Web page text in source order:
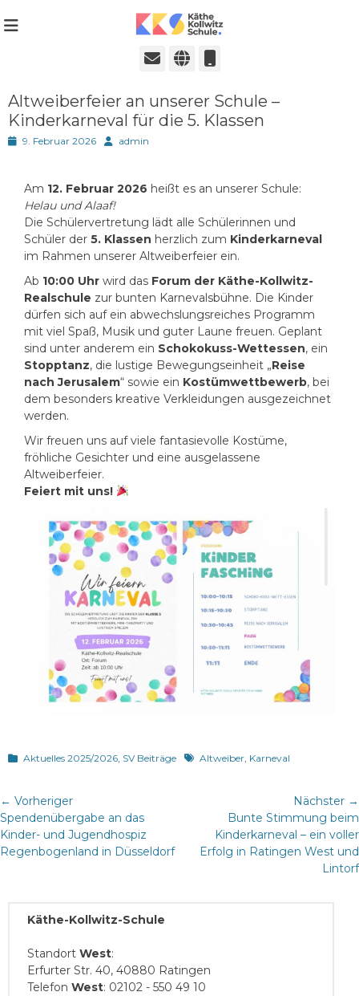
Käthe-Kollwitz-
Schule in Ratingen
Städtische Realschule seit 1980
E-
Website
Altweiberfeier an unserer Schule –
Kinderkarneval für die 5. Klassen
Posted9. Februar 2026 Autoradmin
Am 12. Februar 2026 heißt es an unserer Schule:
Helau und Alaaf!
Die Schülervertretung lädt alle Schülerinnen und
Schüler der 5. Klassen herzlich zum Kinderkarneval
im Rahmen unserer Altweiberfeier ein.
Ab 10:00 Uhr wird das Forum der Käthe-Kollwitz-
Realschule zur bunten Karnevalsbühne. Die Kinder
dürfen sich auf ein abwechslungsreiches Programm
mit viel Spaß, Musik und guter Laune freuen. Geplant
sind unter anderem ein Schokokuss-Wettessen, ein
Stopptanz, die lustige Bewegungseinheit „Reise
nach Jerusalem“ sowie ein Kostümwettbewerb, bei
dem besonders kreative Verkleidungen ausgezeichnet
werden.
Wir freuen uns auf viele fantasievolle Kostüme,
fröhliche Gesichter und eine ausgelassene
Altweiberfeier.
Feiert mit uns!
Kategorien
Aktuelles 2025/2026, SV Beiträge Schlagworte
Altweiber, Karneval
Beitragsnavigation
← Vorheriger
Vorheriger
Beitrag:
Spendenübergabe an das
Kinder- und Jugendhospiz
Regenbogenland in Düsseldorf
Nächster →
Nächster
Beitrag:
Bunte Stimmung beim
Kinderkarneval – ein voller
Erfolg in Ratingen West und
Lintorf
Käthe-Kollwitz-Schule
Standort West:
Erfurter Str. 40, 40880 Ratingen
Telefon West: 02102 - 550 49 10